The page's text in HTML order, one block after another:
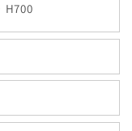
H700